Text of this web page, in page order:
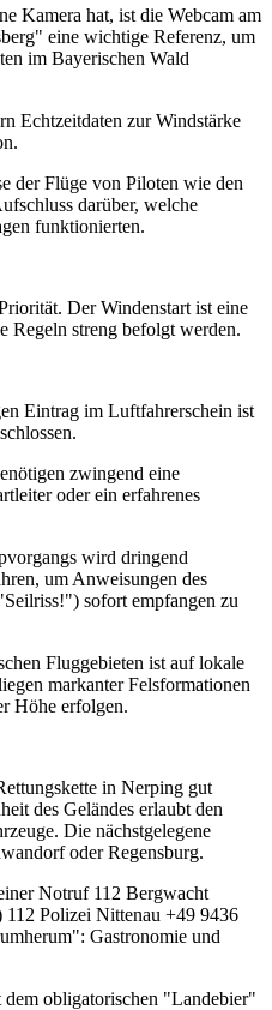
Kamera hat, ist die Webcam am
eine wichtige Referenz, um
im Bayerischen Wald
Echtzeitdaten zur Windstärke
der Flüge von Piloten wie den
darüber, welche
funktionierten.
Der Windenstart ist eine
Regeln streng befolgt werden.
Eintrag im Luftfahrerschein ist
zwingend eine
oder ein erfahrenes
wird dringend
um Anweisungen des
sofort empfangen zu
Fluggebieten ist auf lokale
markanter Felsformationen
Höhe erfolgen.
in Nerping gut
des Geländes erlaubt den
Die nächstgelegene
oder Regensburg.
Notruf 112 Bergwacht
112 Polizei Nittenau +49 9436
Gastronomie und
obligatorischen "Landebier"